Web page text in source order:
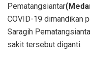
Pematangsiantar
COVID-19 dimandikan
Saragih
sakit tersebut diganti.